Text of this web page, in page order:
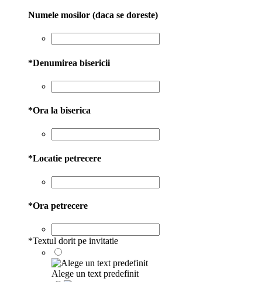
Numele mosilor (daca se doreste)
*Denumirea bisericii
*Ora la biserica
*Locatie petrecere
*Ora petrecere
*Textul dorit pe invitatie
Alege un text predefinit